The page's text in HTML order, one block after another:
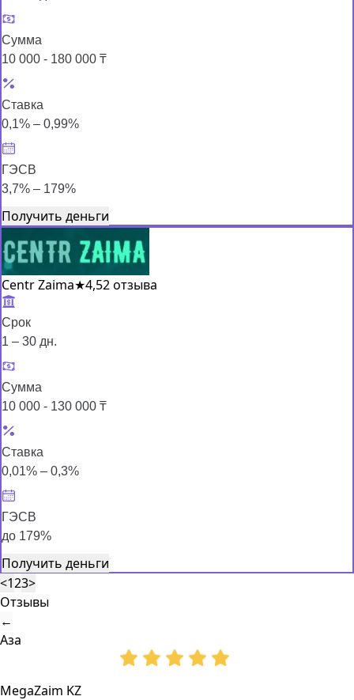
Сумма
10 000 - 180 000 ₸
Ставка
0,1% – 0,99%
ГЭСВ
3,7% – 179%
Получить деньги
Centr Zaima★4,52 отзыва
Срок
1 – 30 дн.
Сумма
10 000 - 130 000 ₸
Ставка
0,01% – 0,3%
ГЭСВ
до 179%
Получить деньги
<123>
Отзывы
←
Аза
MegaZaim KZ